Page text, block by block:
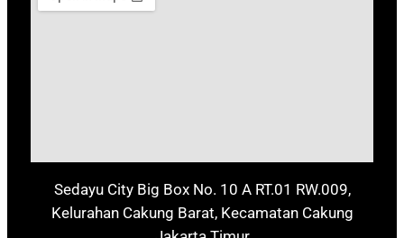
Sedayu City Big Box No. 10 A RT.01 RW.009,
Kelurahan Cakung Barat, Kecamatan Cakung